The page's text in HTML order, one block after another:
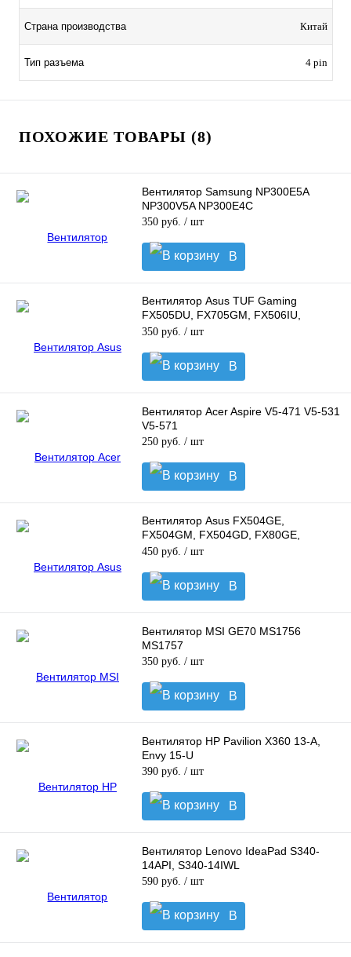
Страна производства Китай
Тип разъема 4 pin
ПОХОЖИЕ ТОВАРЫ (8)
Вентилятор Samsung NP300E5A
NP300V5A NP300E4C
350 руб. / шт
В
корзину
Вентилятор Asus TUF Gaming
FX505DU, FX705GM, FX506IU,
FA506IV для GPU
350 руб. / шт
В
корзину
Вентилятор Acer Aspire V5-471 V5-531
V5-571
250 руб. / шт
В
корзину
Вентилятор Asus FX504GE,
FX504GM, FX504GD, FX80GE,
FX80FE, ZX80G для CPU
450 руб. / шт
В
корзину
Вентилятор MSI GE70 MS1756
MS1757
350 руб. / шт
В
корзину
Вентилятор HP Pavilion X360 13-A,
Envy 15-U
390 руб. / шт
В
корзину
Вентилятор Lenovo IdeaPad S340-
14API, S340-14IWL
590 руб. / шт
В
корзину